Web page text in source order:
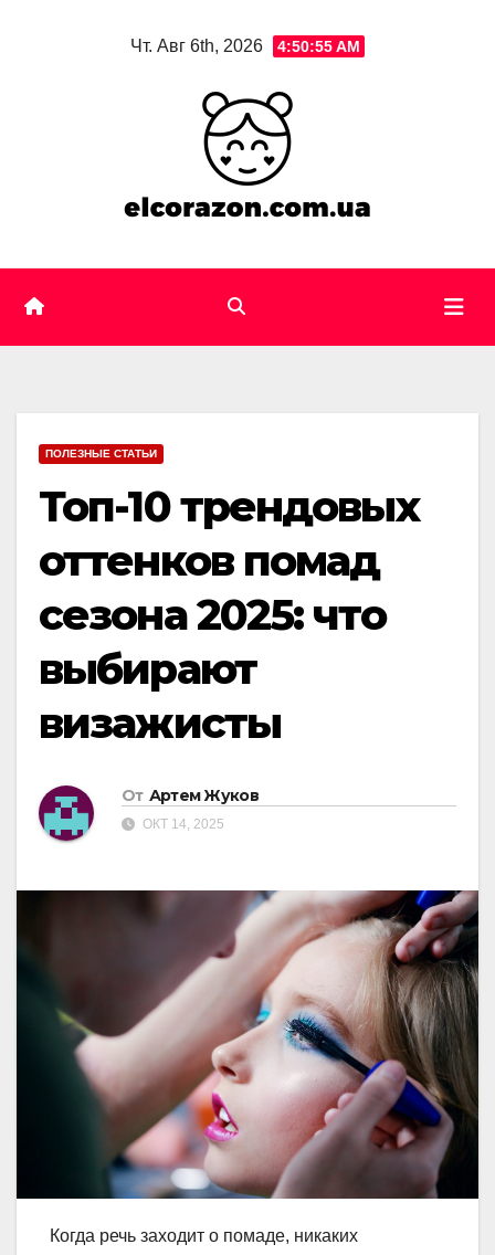
Чт. Авг 6th, 2026 4:50:57 AM
ПОЛЕЗНЫЕ СТАТЬИ
Топ-10 трендовых
оттенков помад
сезона 2025: что
выбирают
визажисты
От Артем Жуков
ОКТ 14, 2025
Когда речь заходит о помаде, никаких